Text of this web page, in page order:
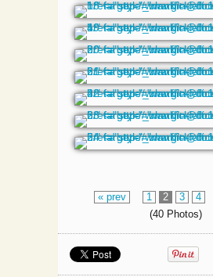
« prev 1 2 3 4
(40 Photos)